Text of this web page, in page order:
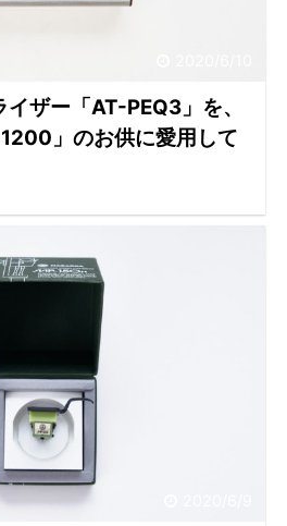
ザー「AT-PEQ3」を、
」のお供に愛用して